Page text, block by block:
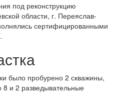
под реконструкцию
области, г. Переяслав-
сертифицированными
было пробурено 2 скважины,
8 и 2 разведывательные